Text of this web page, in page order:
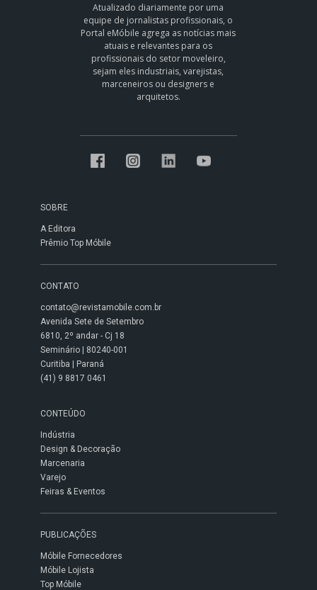
Atualizado diariamente por uma
equipe de jornalistas profissionais, o
Portal eMóbile agrega as notícias mais
atuais e relevantes para os
profissionais do setor moveleiro,
sejam eles industriais, varejistas,
marceneiros ou designers e
arquitetos.
SOBRE
A Editora
Prêmio Top Móbile
CONTATO
contato@revistamobile.com.br
Avenida Sete de Setembro
6810, 2º andar - Cj 18
Seminário | 80240-001
Curitiba | Paraná
(41) 9 8817 0461
CONTEÚDO
Indústria
Design & Decoração
Marcenaria
Varejo
Feiras & Eventos
PUBLICAÇÕES
Móbile Fornecedores
Móbile Lojista
Top Móbile